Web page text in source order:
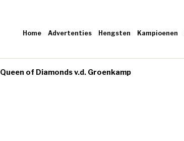
Home Advertenties Hengsten Kampioenen
Queen of Diamonds v.d. Groenkamp